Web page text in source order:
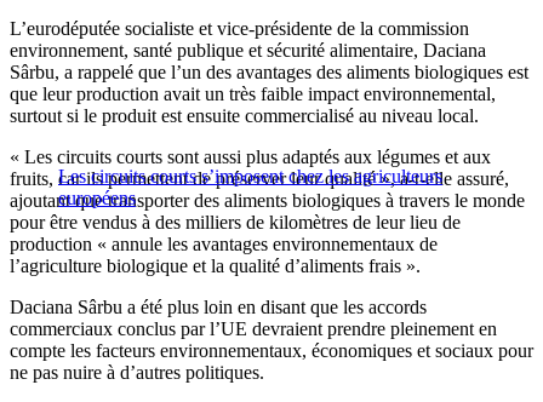
L’eurodéputée socialiste et vice-présidente de la commission
environnement, santé publique et sécurité alimentaire, Daciana
Sârbu, a rappelé que l’un des avantages des aliments biologiques est
que leur production avait un très faible impact environnemental,
surtout si le produit est ensuite commercialisé au niveau local.
Les circuits courts s’imposent chez les agriculteurs
européens
« Les circuits courts sont aussi plus adaptés aux légumes et aux
fruits, car ils permettent de préserver leur qualité », a-t-elle assuré,
ajoutant que transporter des aliments biologiques à travers le monde
pour être vendus à des milliers de kilomètres de leur lieu de
production « annule les avantages environnementaux de
l’agriculture biologique et la qualité d’aliments frais ».
Daciana Sârbu a été plus loin en disant que les accords
commerciaux conclus par l’UE devraient prendre pleinement en
compte les facteurs environnementaux, économiques et sociaux pour
ne pas nuire à d’autres politiques.